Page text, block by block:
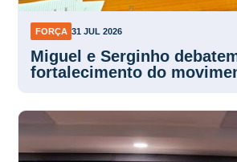
FORÇA 31 JUL 2026
Miguel e Serginho
fortalecimento do